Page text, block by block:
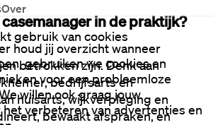
Over
gebruik van cookies
gebruiken we cookies en
voor een probleemloze
willen ook graag jouw
verbeteren van advertenties en
in de praktijk?
houd jij overzicht wanneer
betrokken zijn. Denk aan
bedrijfsarts en
huisarts, wijkverpleging en
bewaakt afspraken, en